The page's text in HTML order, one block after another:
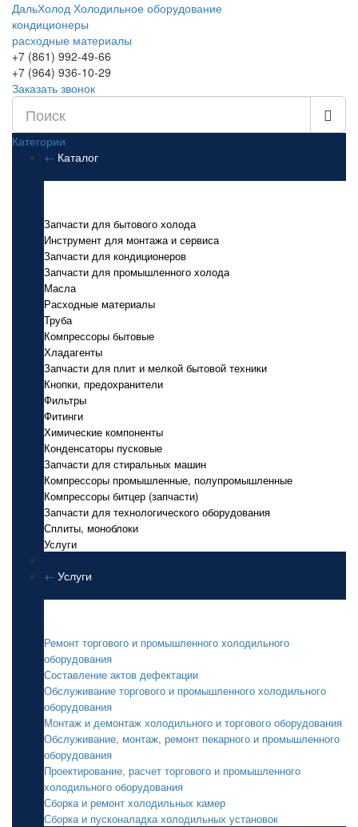
ДальХолод Холодильное оборудование
кондиционеры
расходные материалы
+7 (861) 992-49-66
+7 (964) 936-10-29
Заказать звонок
Категории
+- Каталог
Запчасти для бытового холода
Инструмент для монтажа и сервиса
Запчасти для кондиционеров
Запчасти для промышленного холода
Масла
Расходные материалы
Труба
Компрессоры бытовые
Хладагенты
Запчасти для плит и мелкой бытовой техники
Кнопки, предохранители
Фильтры
Фитинги
Химические компоненты
Конденсаторы пусковые
Запчасти для стиральных машин
Компрессоры промышленные, полупромышленные
Компрессоры битцер (запчасти)
Запчасти для технологического оборудования
Сплиты, моноблоки
Услуги
+- Услуги
Ремонт торгового и промышленного холодильного
оборудования
Составление актов дефектации
Обслуживание торгового и промышленного холодильного
оборудования
Монтаж и демонтаж холодильного и торгового оборудования
Обслуживание, монтаж, ремонт пекарного и промышленного
оборудования
Проектирование, расчет торгового и промышленного
холодильного оборудования
Сборка и ремонт холодильных камер
Сборка и пусконаладка холодильных установок